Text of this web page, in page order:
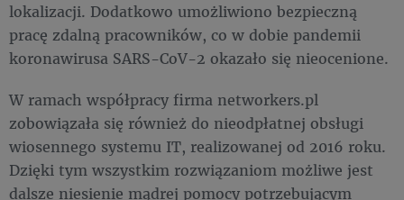
lokalizacji. Dodatkowo umożliwiono bezpieczną
pracę zdalną pracowników, co w dobie pandemii
koronawirusa SARS-CoV-2 okazało się nieocenione.
W ramach współpracy firma networkers.pl
zobowiązała się również do nieodpłatnej obsługi
wiosennego systemu IT, realizowanej od 2016 roku.
Dzięki tym wszystkim rozwiązaniom możliwe jest
dalsze niesienie mądrej pomocy potrzebującym